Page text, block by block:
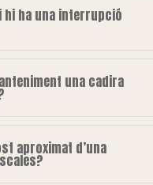
hi ha una interrupció
una cadira
aproximat d’una